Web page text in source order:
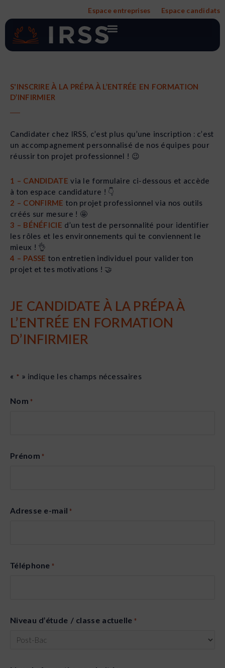
contenu
Espace entreprises Espace candidats
S'INSCRIRE À LA PRÉPA À L’ENTRÉE EN FORMATION
D’INFIRMIER
Candidater chez IRSS, c’est plus qu’une inscription : c’est
un accompagnement personnalisé de nos équipes pour
réussir ton projet professionnel ! 😉
1 – CANDIDATE via le formulaire ci-dessous et accède
à ton espace candidature ! 👇
2 – CONFIRME ton projet professionnel via nos outils
créés sur mesure ! 🤩
3 – BÉNÉFICIE d’un test de personnalité pour identifier
les rôles et les environnements qui te conviennent le
mieux ! 👌
4 – PASSE ton entretien individuel pour valider ton
projet et tes motivations ! 🤝
JE CANDIDATE À LA PRÉPA À
L’ENTRÉE EN FORMATION
D’INFIRMIER
« * » indique les champs nécessaires
Nom *
Prénom *
Adresse e-mail *
Téléphone *
Niveau d’étude / classe actuelle *